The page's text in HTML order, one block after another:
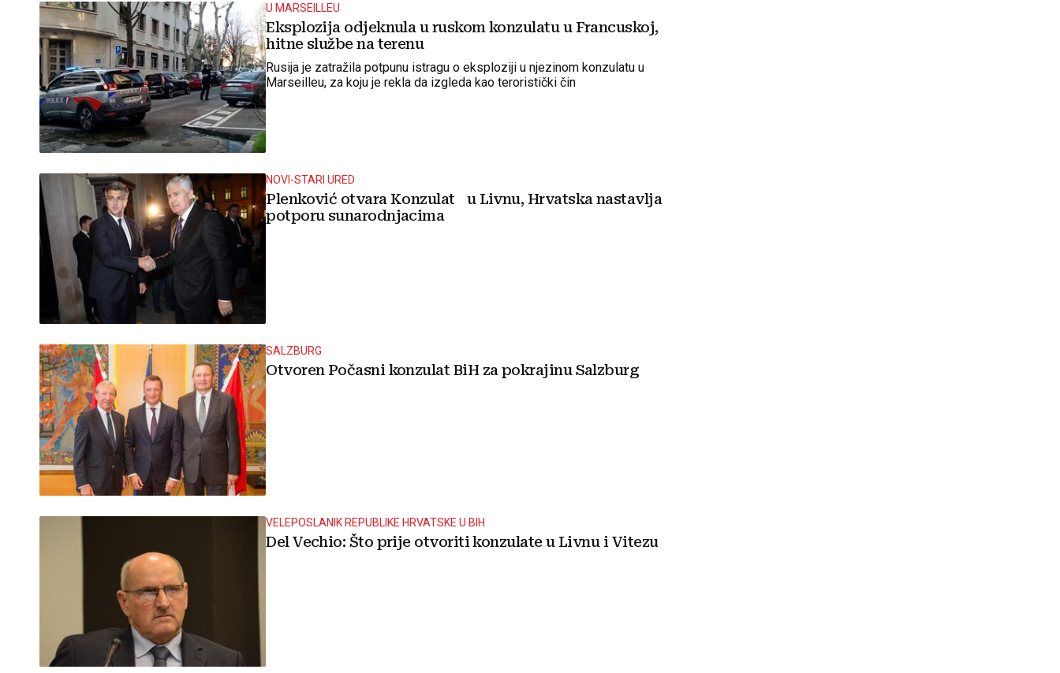
U MARSEILLEU
Eksplozija odjeknula u ruskom konzulatu u Francuskoj,
hitne službe na terenu
Rusija je zatražila potpunu istragu o eksploziji u njezinom konzulatu u
Marseilleu, za koju je rekla da izgleda kao teroristički čin
NOVI-STARI URED
Plenković otvara Konzulat u Livnu, Hrvatska nastavlja
potporu sunarodnjacima
SALZBURG
Otvoren Počasni konzulat BiH za pokrajinu Salzburg
VELEPOSLANIK REPUBLIKE HRVATSKE U BIH
Del Vechio: Što prije otvoriti konzulate u Livnu i Vitezu